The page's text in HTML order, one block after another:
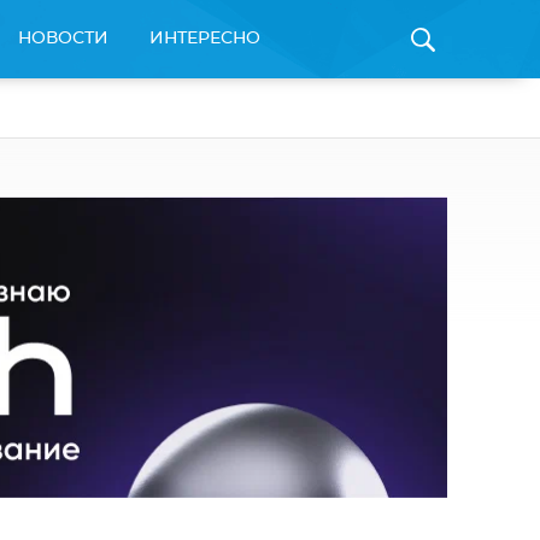
НОВОСТИ ИНТЕРЕСНО